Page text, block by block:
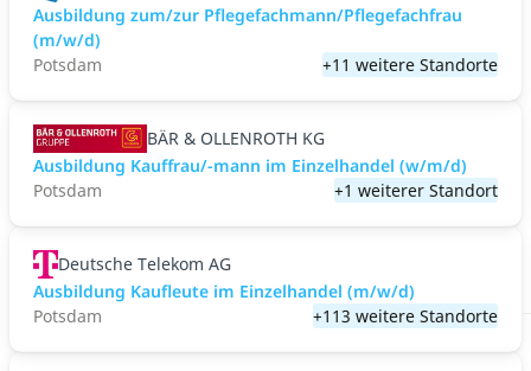
Ausbildung zum/zur Pflegefachmann/Pflegefachfrau
(m/w/d)
Potsdam
+11 weitere Standorte
BÄR & OLLENROTH KG
Ausbildung Kauffrau/-mann im Einzelhandel (w/m/d)
Potsdam
+1 weiterer Standort
Deutsche Telekom AG
Ausbildung Kaufleute im Einzelhandel (m/w/d)
Potsdam
+113 weitere Standorte